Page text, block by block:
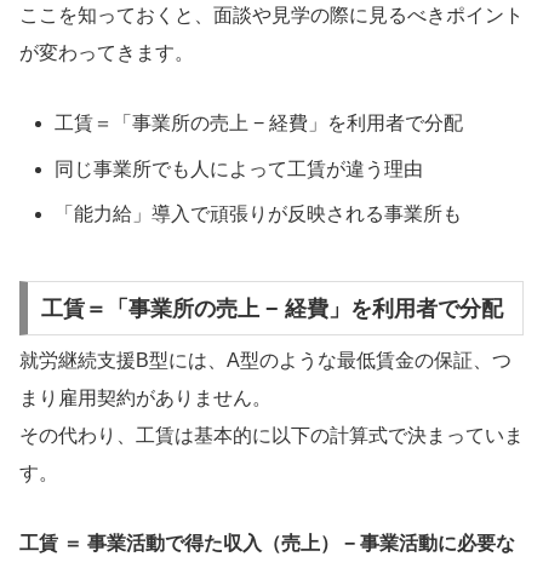
ここを知っておくと、面談や見学の際に見るべきポイント
が変わってきます。
工賃＝「事業所の売上 − 経費」を利用者で分配
同じ事業所でも人によって工賃が違う理由
「能力給」導入で頑張りが反映される事業所も
工賃＝「事業所の売上 − 経費」を利用者で分配
就労継続支援B型には、A型のような最低賃金の保証、つ
まり雇用契約がありません。
その代わり、工賃は基本的に以下の計算式で決まっていま
す。
工賃 ＝ 事業活動で得た収入（売上） − 事業活動に必要な